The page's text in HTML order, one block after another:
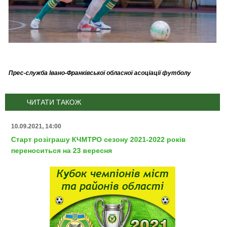
Прес-служба Івано-Франківської обласної асоціації футболу
ЧИТАТИ ТАКОЖ
10.09.2021, 14:00
Старт розіграшу КЧМТРО сезону 2021-2022 років
переноситься на 23 вересня